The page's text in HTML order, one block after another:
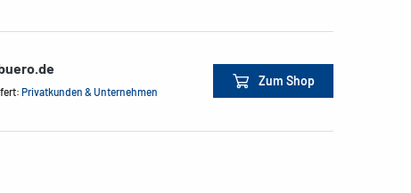
Privatkunden & Unternehmen
Zum Shop